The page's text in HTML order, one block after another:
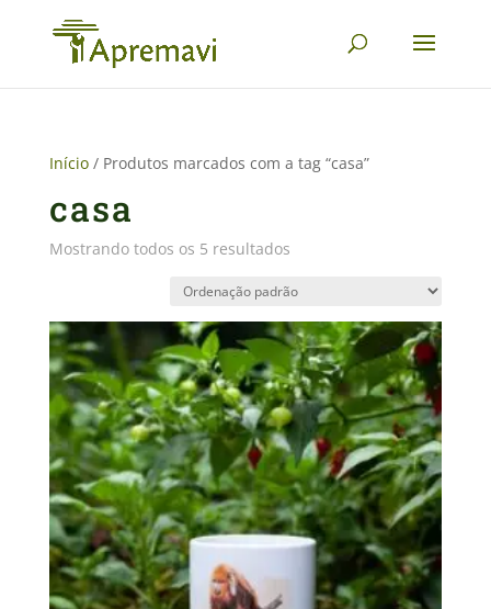
Início/ Produtos marcados com a tag “casa”
casa
Mostrando todos os 5 resultados